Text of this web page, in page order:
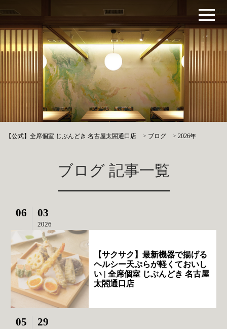
【公式】全席個室 じぶんどき 名古屋太閤通口店 > ブログ >2026年
ブログ 記事一覧
06 03
2026
【サクサク】最新機器で揚げる
ヘルシー天ぷらが軽くておいし
い | 全席個室 じぶんどき 名古屋
太閤通口店
05 29